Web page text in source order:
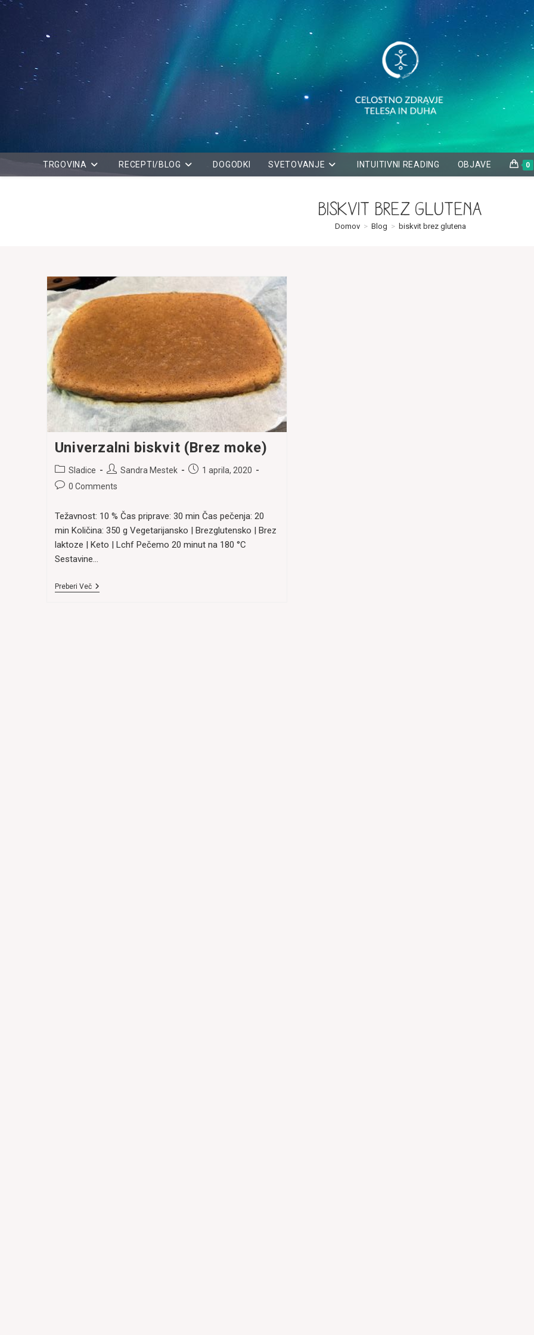
Skip
TRGOVINA RECEPTI/BLOG DOGODKI SVETOVANJE INTUITIVNI READING OBJAVE 0
biskvit brez glutena
Domov > Blog > biskvit brez glutena
Univerzalni biskvit (Brez moke)
Post
category:
Sladice
Post
author:
Sandra Mestek
Post1 aprila, 2020
Post0 Comments
Težavnost: 10 % Čas priprave: 30 min Čas pečenja: 20
min Količina: 350 g Vegetarijansko | Brezglutensko | Brez
laktoze | Keto | Lchf Pečemo 20 minut na 180 °C
Sestavine…
Preberi VečUniverzalni